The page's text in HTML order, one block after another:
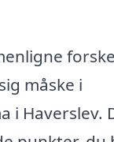
måske i
i Haverslev.